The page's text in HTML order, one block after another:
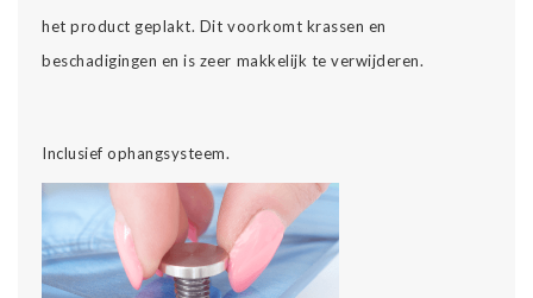
het product geplakt. Dit voorkomt krassen en
beschadigingen en is zeer makkelijk te verwijderen.
Inclusief ophangsysteem.